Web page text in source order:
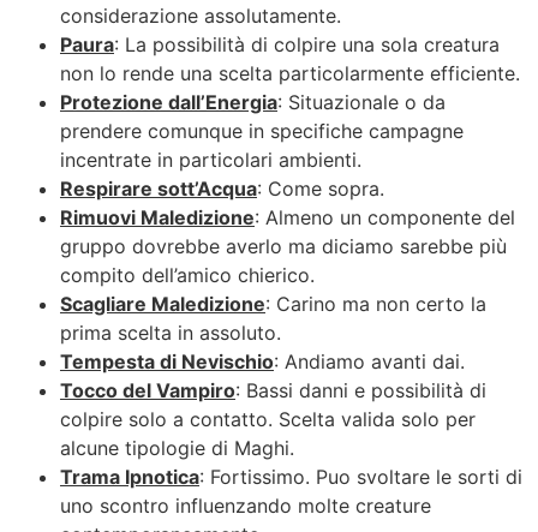
considerazione assolutamente.
Paura: La possibilità di colpire una sola creatura
non lo rende una scelta particolarmente efficiente.
Protezione dall’Energia: Situazionale o da
prendere comunque in specifiche campagne
incentrate in particolari ambienti.
Respirare sott’Acqua: Come sopra.
Rimuovi Maledizione: Almeno un componente del
gruppo dovrebbe averlo ma diciamo sarebbe più
compito dell’amico chierico.
Scagliare Maledizione: Carino ma non certo la
prima scelta in assoluto.
Tempesta di Nevischio: Andiamo avanti dai.
Tocco del Vampiro: Bassi danni e possibilità di
colpire solo a contatto. Scelta valida solo per
alcune tipologie di Maghi.
Trama Ipnotica: Fortissimo. Puo svoltare le sorti di
uno scontro influenzando molte creature